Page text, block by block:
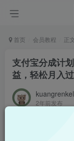
首页 会员教程 正
支付宝分成计
益，轻松月入
2年前发布